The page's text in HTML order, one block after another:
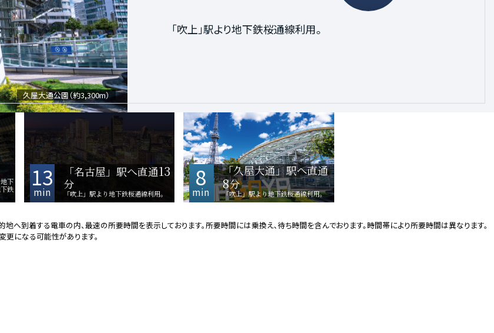
「栄」駅周辺
地下鉄桜通線利用、「今池」駅で地下鉄東山線に、
「名古屋」駅周辺
「吹上」駅より地下鉄桜通線利用。
久屋大通公園（約3,300m）
「吹上」駅より地下鉄桜通線利用。
下
鉄
13
min
「名古屋」駅へ直通13
分
「吹上」駅より地下鉄桜通線利用。
8
min
「久屋大通」駅へ直通
8分
「吹上」駅より地下鉄桜通線利用。
へ到着する電車の内、最速の所要時間を表示しております。所要時間には乗換え、待ち時間を含んでおります。時間帯により所要時間は異なります。
になる可能性があります。